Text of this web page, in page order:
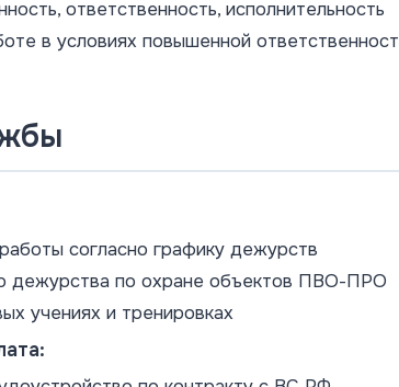
ответственность, исполнительность
в условиях повышенной
согласно графику дежурств
дежурства по охране объектов ПВО-ПРО
учениях и тренировках